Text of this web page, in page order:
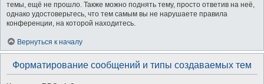
темы, ещё не прошло. Также можно поднять тему, просто ответив на неё,
однако удостоверьтесь, что тем самым вы не нарушаете правила
конференции, на которой находитесь.
Вернуться к началу
Форматирование сообщений и типы создаваемых тем